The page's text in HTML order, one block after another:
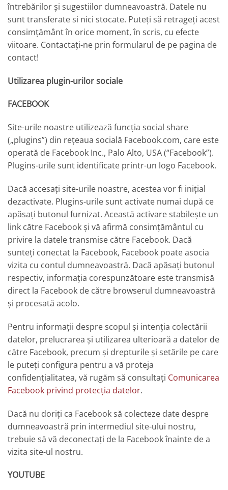
întrebărilor și sugestiilor dumneavoastră. Datele nu
sunt transferate si nici stocate. Puteți să retrageți acest
consimțământ în orice moment, în scris, cu efecte
viitoare. Contactați-ne prin formularul de pe pagina de
contact!
Utilizarea plugin-urilor sociale
FACEBOOK
Site-urile noastre utilizează funcția social share
(„plugins”) din rețeaua socială Facebook.com, care este
operată de Facebook Inc., Palo Alto, USA (“Facebook”).
Plugins-urile sunt identificate printr-un logo Facebook.
Dacă accesați site-urile noastre, acestea vor fi inițial
dezactivate. Plugins-urile sunt activate numai după ce
apăsați butonul furnizat. Această activare stabilește un
link către Facebook și vă afirmă consimțământul cu
privire la datele transmise către Facebook. Dacă
sunteți conectat la Facebook, Facebook poate asocia
vizita cu contul dumneavoastră. Dacă apăsați butonul
respectiv, informația corespunzătoare este transmisă
direct la Facebook de către browserul dumneavoastră
și procesată acolo.
Pentru informații despre scopul și intenția colectării
datelor, prelucrarea și utilizarea ulterioară a datelor de
către Facebook, precum și drepturile și setările pe care
le puteți configura pentru a vă proteja
confidențialitatea, vă rugăm să consultați Comunicarea
Facebook privind protecția datelor.
Dacă nu doriți ca Facebook să colecteze date despre
dumneavoastră prin intermediul site-ului nostru,
trebuie să vă deconectați de la Facebook înainte de a
vizita site-ul nostru.
YOUTUBE